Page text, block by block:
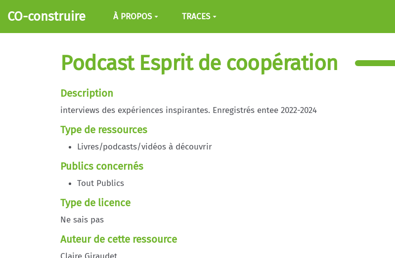
Aller au contenu principal
CO-construire À PROPOS TRACES
Podcast Esprit de coopération
Description
interviews des expériences inspirantes. Enregistrés entee 2022-2024
Type de ressources
Livres/podcasts/vidéos à découvrir
Publics concernés
Tout Publics
Type de licence
Ne sais pas
Auteur de cette ressource